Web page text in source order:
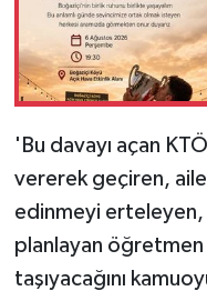
'Bu davayı açan
vererek geçiren,
edinmeyi
planlayan öğretmen
taşıyacağını